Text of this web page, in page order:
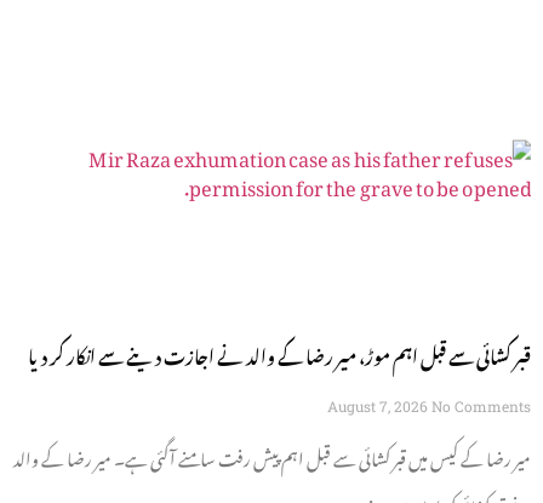
قبر کشائی سے قبل اہم موڑ، میر رضا کے والد نے اجازت دینے سے انکار کر دیا
August 7, 2026 No Comments
میر رضا کے کیس میں قبر کشائی سے قبل اہم پیش رفت سامنے آگئی ہے۔ میر رضا کے والد